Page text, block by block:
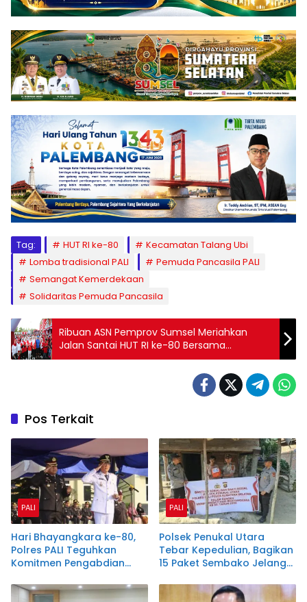
Tag: HUT RI ke-80
Kecamatan Talang Ubi
Lomba tradisional PALI
Pemuda Pancasila PALI
Semangat Kemerdekaan
Solidaritas Pemuda Pancasila
Ribuan ASN Pemprov Sumsel Meriahkan
Jalan Santai HUT RI ke-80 Bersama
Gubernur Herman Deru
Pos Terkait
PALI
Hari Bhayangkara ke-80,
Polres PALI Teguhkan
Komitmen Pengabdian
PALI
Polsek Penukal Utara
Tebar Kepedulian, Bagikan
15 Paket Sembako Jelang